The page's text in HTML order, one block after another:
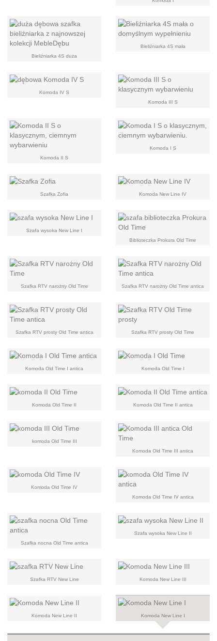
Bieliźniarka 4S duża
Bieliźniarka 4S mała
Komoda IV S
Komoda III S
Komoda II S
Komoda I S
Szafka Zofia Komoda New Line IV
Szafa wysoka New Line I
Biblioteczka Prokura Old Time
Szafka RTV narożny Old Time Szafka RTV narożny Old Time antica
Szafka RTV prosty Old Time antica Szafka RTV prosty Old Time
Komoda Old Time I antica Komoda Old Time I
Komoda Old Time II Komoda Old Time II antica
komoda Old Time III
Komoda Old Time III antica
Komoda Old Time IV
Komoda Old Time IV antica
Szafka nocna Old Time antica
Szafa wysoka New Line II
Szafka RTV New Line Komoda New Line III
Komoda New Line II Komoda New Line I